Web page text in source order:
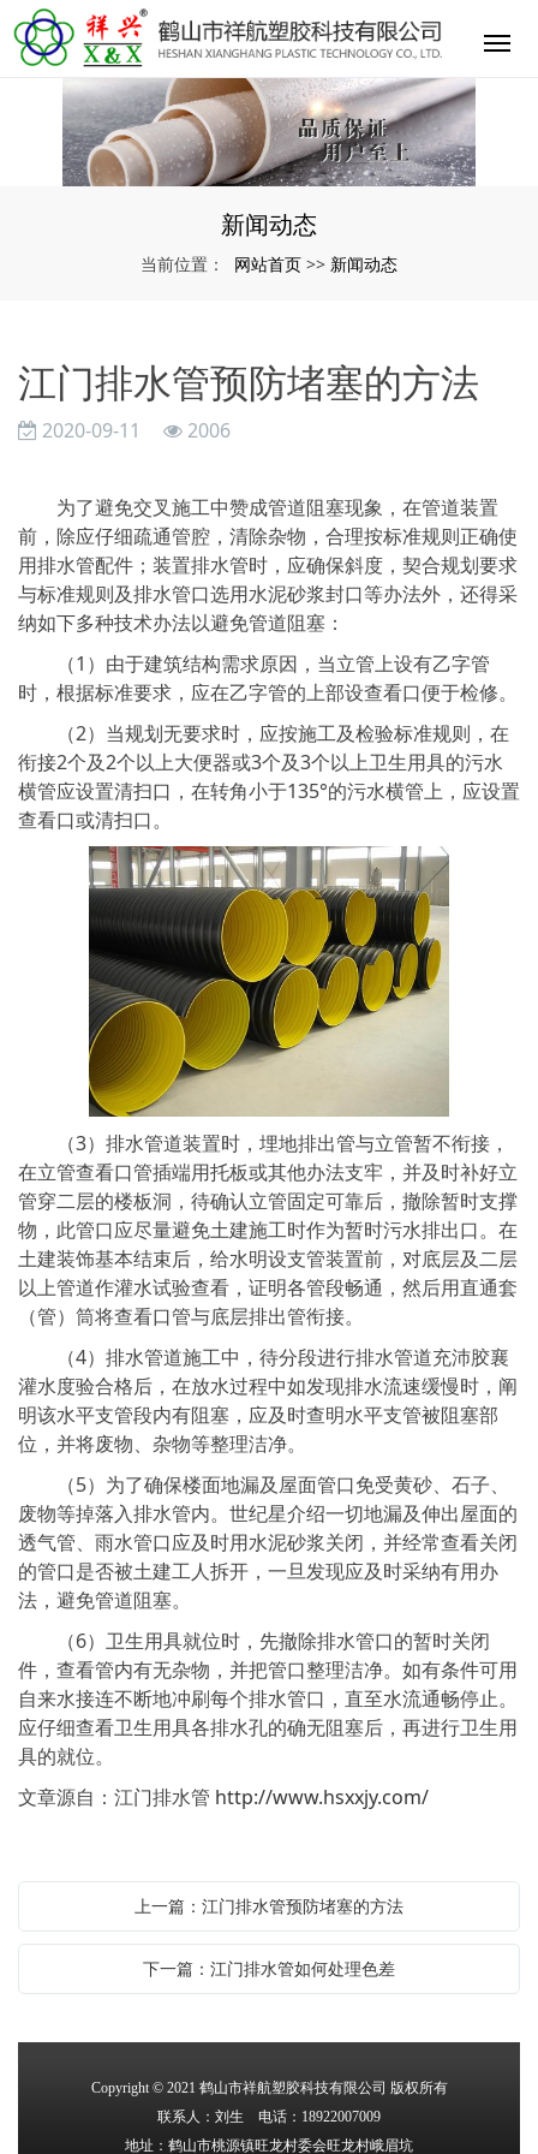
新闻动态
当前位置： 网站首页 >> 新闻动态
江门排水管预防堵塞的方法
2020-09-11 2006
为了避免交叉施工中赞成管道阻塞现象，在管道装置
前，除应仔细疏通管腔，清除杂物，合理按标准规则正确使
用排水管配件；装置排水管时，应确保斜度，契合规划要求
与标准规则及排水管口选用水泥砂浆封口等办法外，还得采
纳如下多种技术办法以避免管道阻塞：
（1）由于建筑结构需求原因，当立管上设有乙字管
时，根据标准要求，应在乙字管的上部设查看口便于检修。
（2）当规划无要求时，应按施工及检验标准规则，在
衔接2个及2个以上大便器或3个及3个以上卫生用具的污水
横管应设置清扫口，在转角小于135°的污水横管上，应设置
查看口或清扫口。
（3）排水管道装置时，埋地排出管与立管暂不衔接，
在立管查看口管插端用托板或其他办法支牢，并及时补好立
管穿二层的楼板洞，待确认立管固定可靠后，撤除暂时支撑
物，此管口应尽量避免土建施工时作为暂时污水排出口。在
土建装饰基本结束后，给水明设支管装置前，对底层及二层
以上管道作灌水试验查看，证明各管段畅通，然后用直通套
（管）筒将查看口管与底层排出管衔接。
（4）排水管道施工中，待分段进行排水管道充沛胶襄
灌水度验合格后，在放水过程中如发现排水流速缓慢时，阐
明该水平支管段内有阻塞，应及时查明水平支管被阻塞部
位，并将废物、杂物等整理洁净。
（5）为了确保楼面地漏及屋面管口免受黄砂、石子、
废物等掉落入排水管内。世纪星介绍一切地漏及伸出屋面的
透气管、雨水管口应及时用水泥砂浆关闭，并经常查看关闭
的管口是否被土建工人拆开，一旦发现应及时采纳有用办
法，避免管道阻塞。
（6）卫生用具就位时，先撤除排水管口的暂时关闭
件，查看管内有无杂物，并把管口整理洁净。如有条件可用
自来水接连不断地冲刷每个排水管口，直至水流通畅停止。
应仔细查看卫生用具各排水孔的确无阻塞后，再进行卫生用
具的就位。
文章源自：江门排水管 http://www.hsxxjy.com/
上一篇：江门排水管预防堵塞的方法
下一篇：江门排水管如何处理色差
Copyright © 2021 鹤山市祥航塑胶科技有限公司 版权所有
联系人：刘生 电话：‭18922007009‬
地址：鹤山市桃源镇旺龙村委会旺龙村峨眉坑